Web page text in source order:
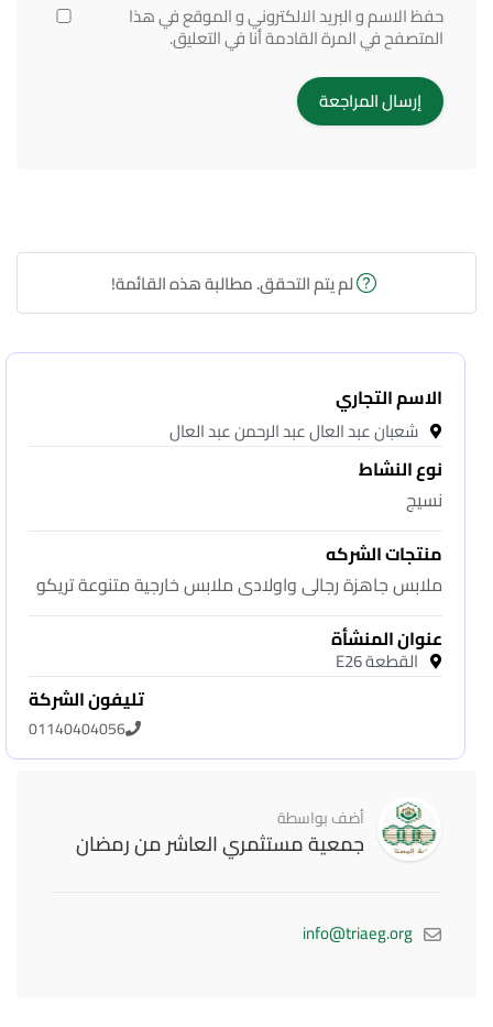
حفظ الاسم و البريد الالكتروني و الموقع في هذا
المتصفح في المرة القادمة أنا في التعليق.
لم يتم التحقق. مطالبة هذه القائمة!
الاسم التجاري
شعبان عبد العال عبد الرحمن عبد العال
نوع النشاط
نسيج
منتجات الشركه
ملابس جاهزة رجالى واولادى ملابس خارجية متنوعة تريكو
عنوان المنشأة
القطعة E26
تليفون الشركة
01140404056
أضف بواسطة
جمعية مستثمري العاشر من رمضان
info@triaeg.org